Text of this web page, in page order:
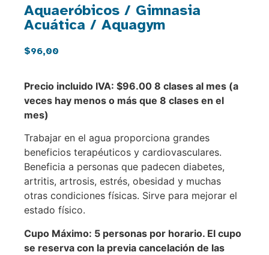
Aquaeróbicos / Gimnasia
Acuática / Aquagym
$96,00
Precio incluido IVA: $96.00 8 clases al mes (a
veces hay menos o más que 8 clases en el
mes)
Trabajar en el agua proporciona grandes
beneficios terapéuticos y cardiovasculares.
Beneficia a personas que padecen diabetes,
artritis, artrosis, estrés, obesidad y muchas
otras condiciones físicas. Sirve para mejorar el
estado físico.
Cupo Máximo: 5 personas por horario. El cupo
se reserva con la previa cancelación de las